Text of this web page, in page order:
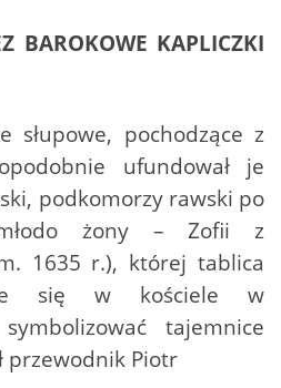
BAROKOWE KAPLICZKI
słupowe, pochodzące z
ufundował je
podkomorzy rawski po
żony – Zofii z
1635 r.), której tablica
się w kościele w
tajemnice
przewodnik Piotr